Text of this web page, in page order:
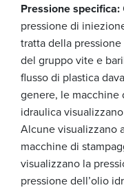
Pressione specifica:
pressione di
tratta della
del gruppo vite e
flusso di plastica
genere, le macchine
idraulica
Alcune visualizzano
macchine di
visualizzano la
pressione dell’olio